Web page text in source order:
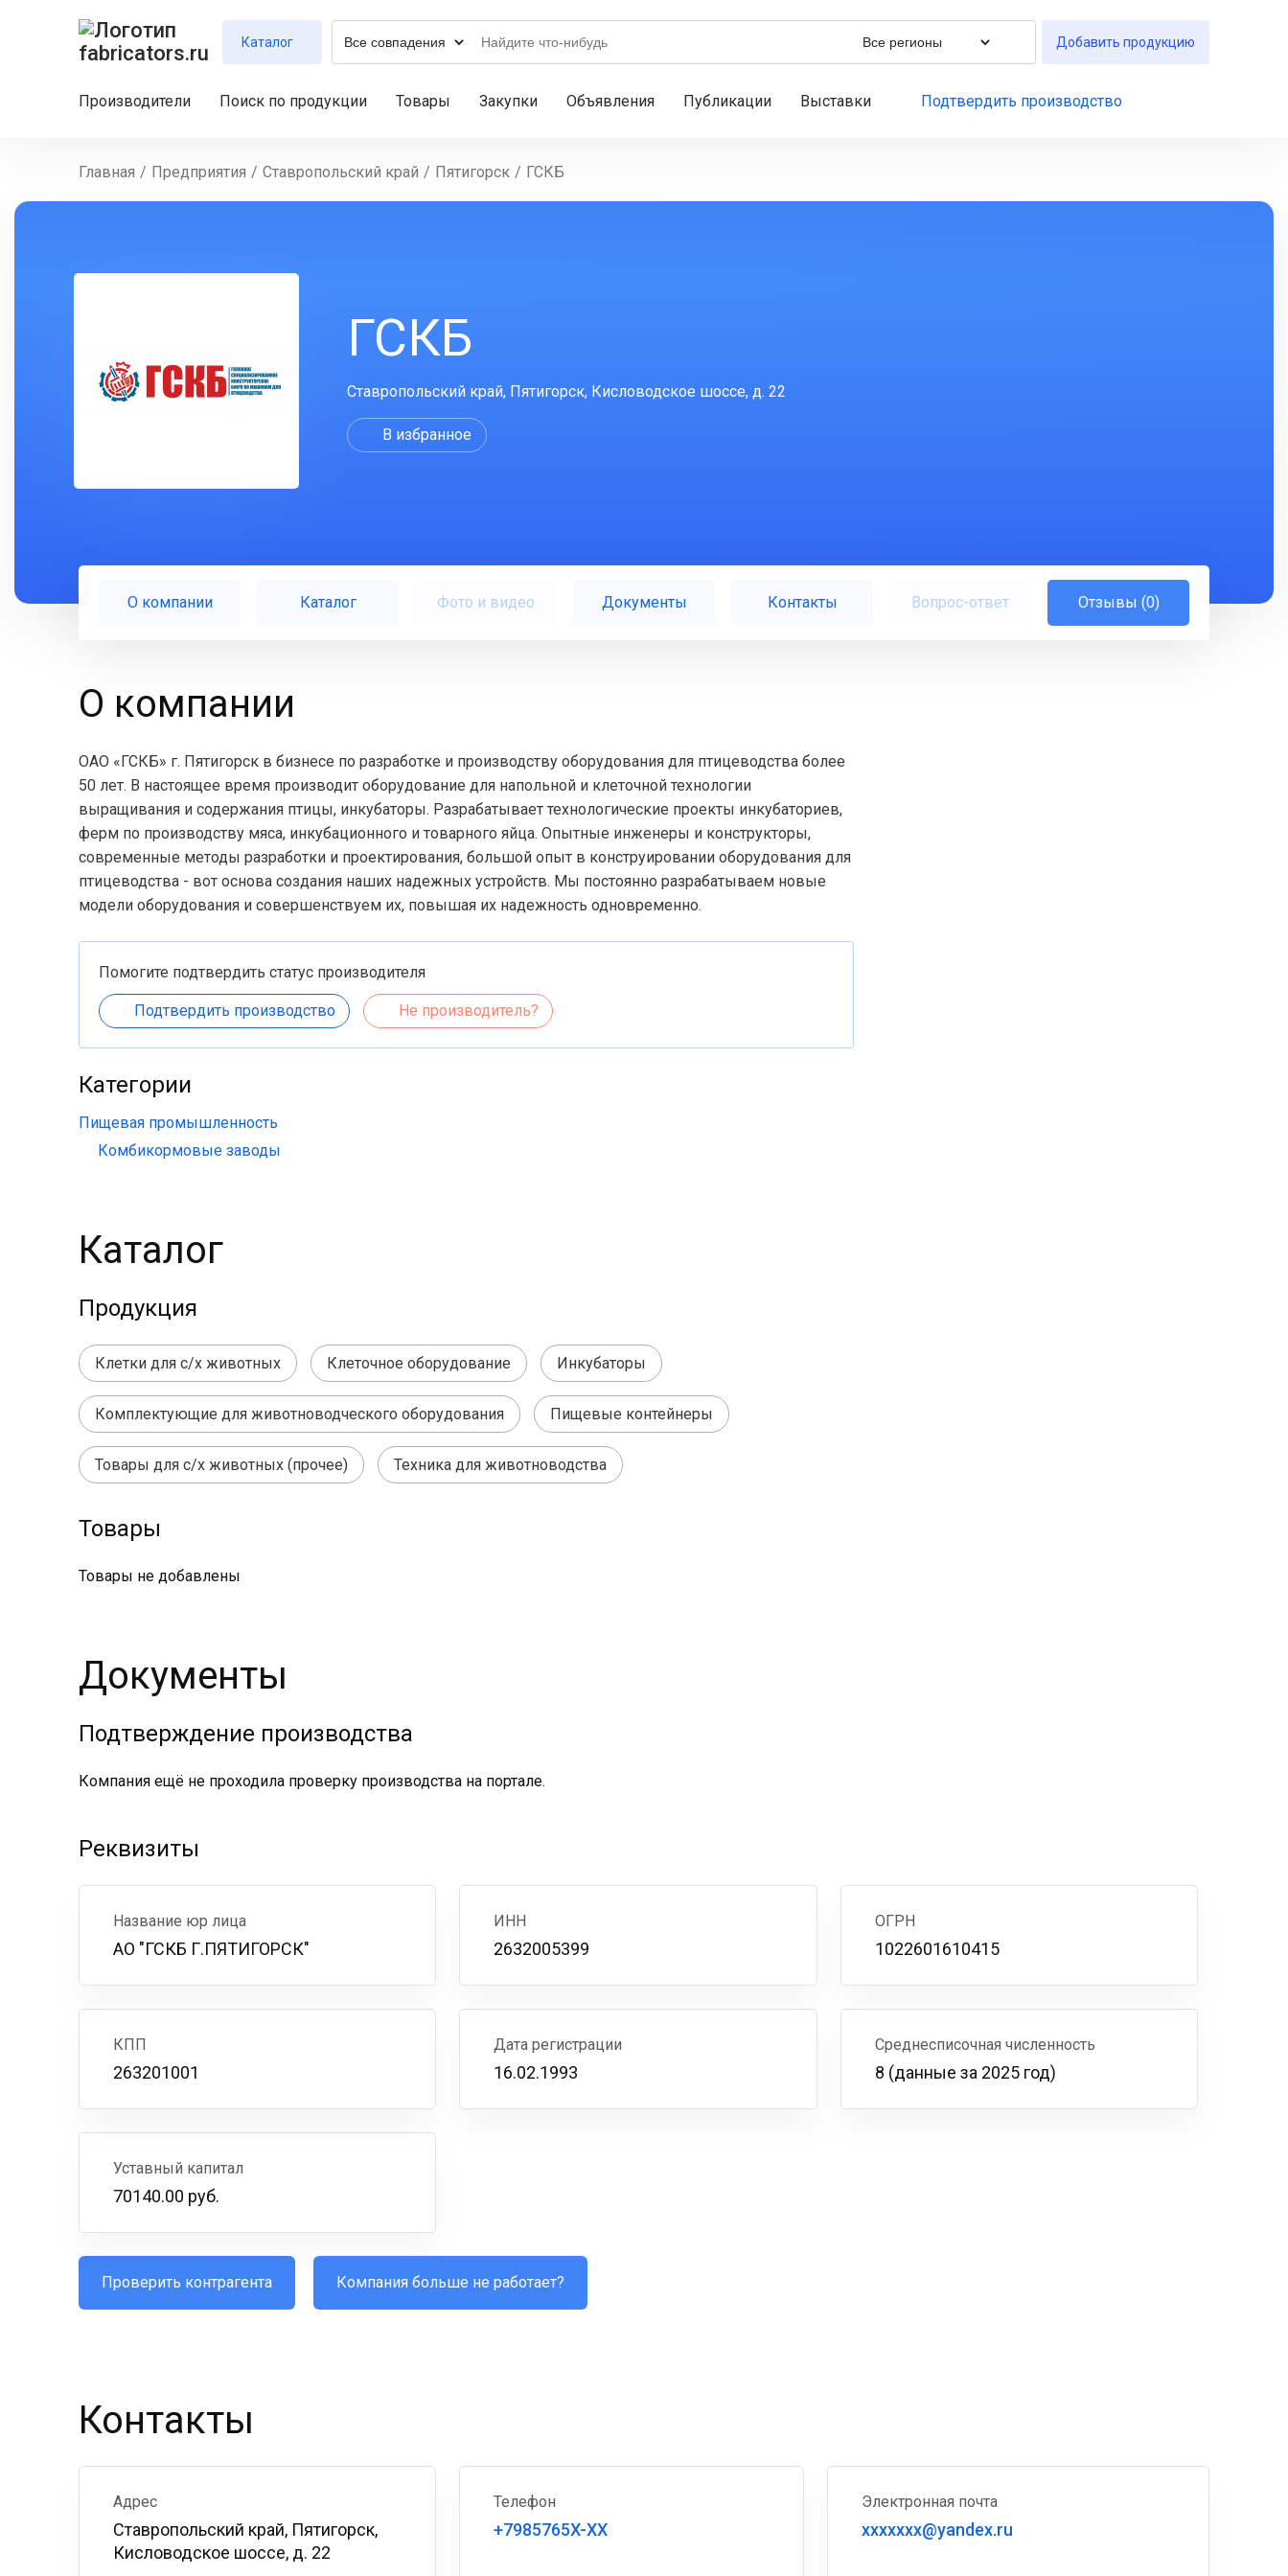
Каталог Добавить продукцию
Производители Поиск по продукции Товары Закупки Объявления Публикации Выставки Подтвердить производство
Главная / Предприятия / Ставропольский край / Пятигорск / ГСКБ
ГСКБ
Ставропольский край, Пятигорск, Кисловодское шоссе, д. 22
В избранное
О компании Каталог Фото и видео Документы Контакты Вопрос-ответ Отзывы (0)
О компании
ОАО «ГСКБ» г. Пятигорск в бизнесе по разработке и производству оборудования для птицеводства более
50 лет. В настоящее время производит оборудование для напольной и клеточной технологии
выращивания и содержания птицы, инкубаторы. Разрабатывает технологические проекты инкубаториев,
ферм по производству мяса, инкубационного и товарного яйца. Опытные инженеры и конструкторы,
современные методы разработки и проектирования, большой опыт в конструировании оборудования для
птицеводства - вот основа создания наших надежных устройств. Мы постоянно разрабатываем новые
модели оборудования и совершенствуем их, повышая их надежность одновременно.
Помогите подтвердить статус производителя
Подтвердить производство Не производитель?
Категории
Пищевая промышленность
Комбикормовые заводы
Каталог
Продукция
Клетки для с/х животных Клеточное оборудование Инкубаторы
Комплектующие для животноводческого оборудования Пищевые контейнеры
Товары для с/х животных (прочее) Техника для животноводства
Товары
Товары не добавлены
Документы
Подтверждение производства
Компания ещё не проходила проверку производства на портале.
Реквизиты
Название юр лица
АО "ГСКБ Г.ПЯТИГОРСК"
ИНН
2632005399
ОГРН
1022601610415
КПП
263201001
Дата регистрации
16.02.1993
Среднесписочная численность
8 (данные за 2025 год)
Уставный капитал
70140.00 руб.
Проверить контрагента Компания больше не работает?
Контакты
Адрес
Ставропольский край, Пятигорск,
Кисловодское шоссе, д. 22
Телефон
+7985765X-XX
Электронная почта
xxxxxxx@yandex.ru